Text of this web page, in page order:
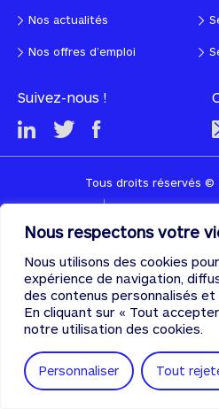
Nous respectons votre
Nous utilisons des cookies
expérience de navigation,
des contenus personnalisés
En cliquant sur « Tout
notre utilisation des cookies.
Personnaliser Tout
Français
Nos actualités
Nos offres d’emploi
Suivez-nous !
Tous droits réservés ©
Designed &